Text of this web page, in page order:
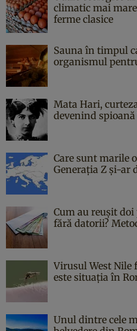
climatic mai
ferme clasice
Sauna în timpul
organismul
Mata Hari,
devenind
Care sunt marile
Generația Z și-ar
Cum au reușit
fără datorii?
Virusul West Nile
este situația în
Unul dintre cele